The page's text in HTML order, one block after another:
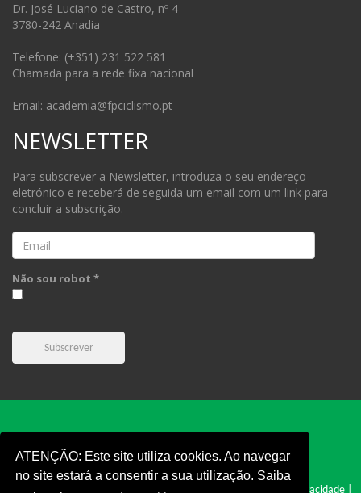
ATENÇÃO: Este site utiliza cookies. Ao navegar
no site estará a consentir a sua utilização. Saiba
Dr. José Luciano de Castro, nº 4
3780-242 Anadia
Telefone: (+351) 231 522 581
Chamada para a rede fixa nacional
Email: academia@fpciclismo.pt
NEWSLETTER
Para subscrever a Newsletter, introduza o seu endereço
eletrónico e receberá de seguida um email com um link para
concluir a subscrição.
Email
Não sou robot *
Subscrever
FPC © 2019 - Todos os direitos reservados | Politica e Privacidade